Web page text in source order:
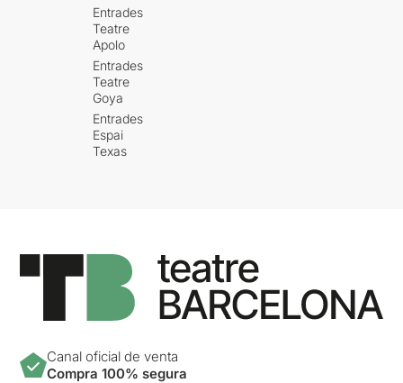
Entrades
Teatre
Apolo
Entrades
Teatre
Goya
Entrades
Espai
Texas
Canal oficial de venta
Compra 100% segura